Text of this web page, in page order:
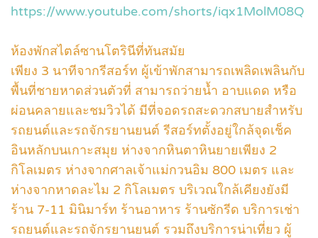
https://www.youtube.com/shorts/iqx1MolM08Q
ห้องพักสไตล์ซานโตรินีที่ทันสมัย
เพียง 3 นาทีจากรีสอร์ท ผู้เข้าพักสามารถเพลิดเพลินกับ
พื้นที่ชายหาดส่วนตัวที่ สามารถว่ายนํ้า อาบแดด หรือ
ผ่อนคลายและชมวิวได้ มีที่จอดรถสะดวกสบายสําหรับ
รถยนต์และรถจักรยานยนต์ รีสอร์ทตั้งอยู่ใกล้จุดเช็ค
อินหลักบนเกาะสมุย ห่างจากหินตาหินยายเพียง 2
กิโลเมตร ห่างจากศาลเจ้าแม่กวนอิม 800 เมตร และ
ห่างจากหาดละไม 2 กิโลเมตร บริเวณใกล้เคียงยังมี
ร้าน 7-11 มินิมาร์ท ร้านอาหาร ร้านซักรีด บริการเช่า
รถยนต์และรถจักรยานยนต์ รวมถึงบริการน่าเที่ยว ผู้